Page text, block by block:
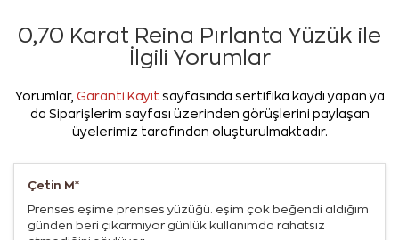
0,70 Karat Reina Pırlanta Yüzük ile
İlgili Yorumlar
Yorumlar, Garanti Kayıt sayfasında sertifika kaydı yapan ya
da Siparişlerim sayfası üzerinden görüşlerini paylaşan
üyelerimiz tarafından oluşturulmaktadır.
Çetin M*
Prenses eşime prenses yüzüğü. eşim çok beğendi aldığım
günden beri çıkarmıyor günlük kullanımda rahatsız